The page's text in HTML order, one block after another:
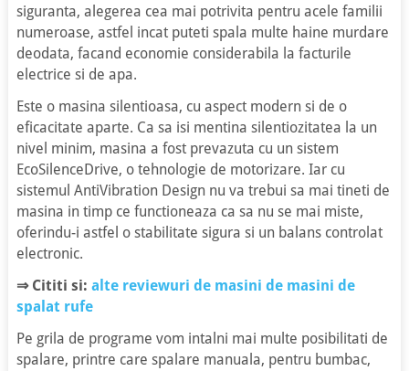
siguranta, alegerea cea mai potrivita pentru acele familii
numeroase, astfel incat puteti spala multe haine murdare
deodata, facand economie considerabila la facturile
electrice si de apa.
Este o masina silentioasa, cu aspect modern si de o
eficacitate aparte. Ca sa isi mentina silentiozitatea la un
nivel minim, masina a fost prevazuta cu un sistem
EcoSilenceDrive, o tehnologie de motorizare. Iar cu
sistemul AntiVibration Design nu va trebui sa mai tineti de
masina in timp ce functioneaza ca sa nu se mai miste,
oferindu-i astfel o stabilitate sigura si un balans controlat
electronic.
⇒Cititi si: alte reviewuri de masini de masini de
spalat rufe
Pe grila de programe vom intalni mai multe posibilitati de
spalare, printre care spalare manuala, pentru bumbac,